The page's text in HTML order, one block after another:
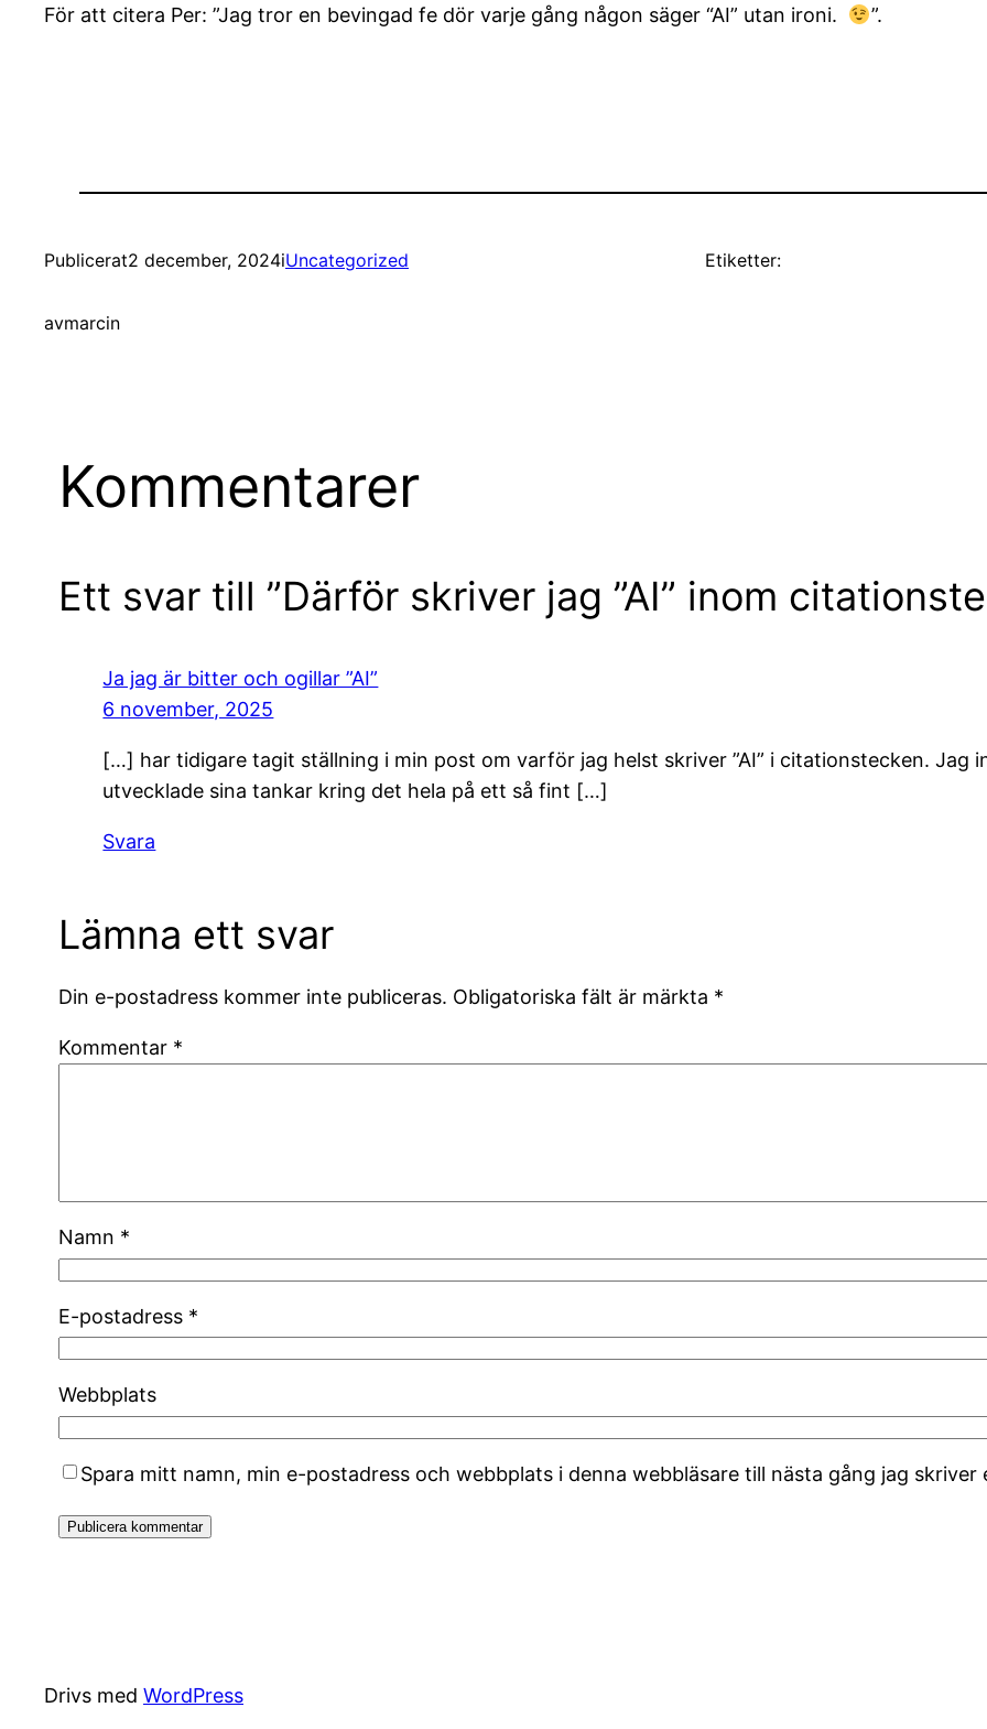
För att citera Per: ”Jag tror en bevingad fe dör varje gång någon säger “AI” utan ironi. ”.
Publicerat2 december, 2024iUncategorized
avmarcin
Etiketter:
Kommentarer
Ett svar till ”Därför skriver jag ”AI” inom
Ja jag är bitter och ogillar ”AI”
6 november, 2025
[…] har tidigare tagit ställning i min post om varför jag helst skriver ”AI” i citationstecken. Jag
utvecklade sina tankar kring det hela på ett så fint […]
Svara
Lämna ett svar
Din e-postadress kommer inte publiceras. Obligatoriska fält är märkta *
Kommentar *
Namn *
E-postadress *
Webbplats
Spara mitt namn, min e-postadress och webbplats i denna webbläsare till nästa gång jag skriver
Drivs med WordPress